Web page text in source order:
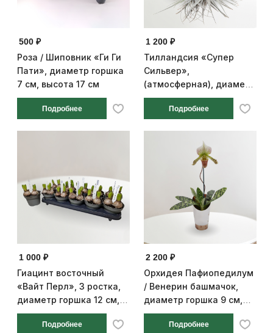
500 ₽
Роза / Шиповник «Ги Ги
Пати», диаметр горшка
7 см, высота 17 см
Подробнее
1 200 ₽
Тилландсия «Супер
Сильвер»,
(атмосферная), диаметр
горшка 20 см, высота 15
Подробнее
1 000 ₽
Гиацинт восточный
«Вайт Перл», 3 ростка,
диаметр горшка 12 см,
высота 15 см
Подробнее
2 200 ₽
Орхидея Пафиопедилум
/ Венерин башмачок,
диаметр горшка 9 см,
высота 15 см
Подробнее